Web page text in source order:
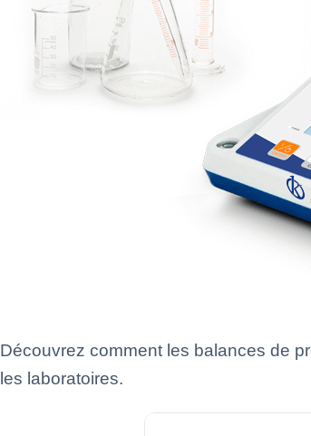
Découvrez comment les balances de
les laboratoires.